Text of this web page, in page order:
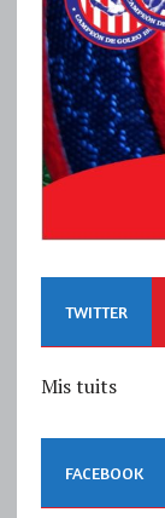
TWITTER
Mis tuits
FACEBOOK